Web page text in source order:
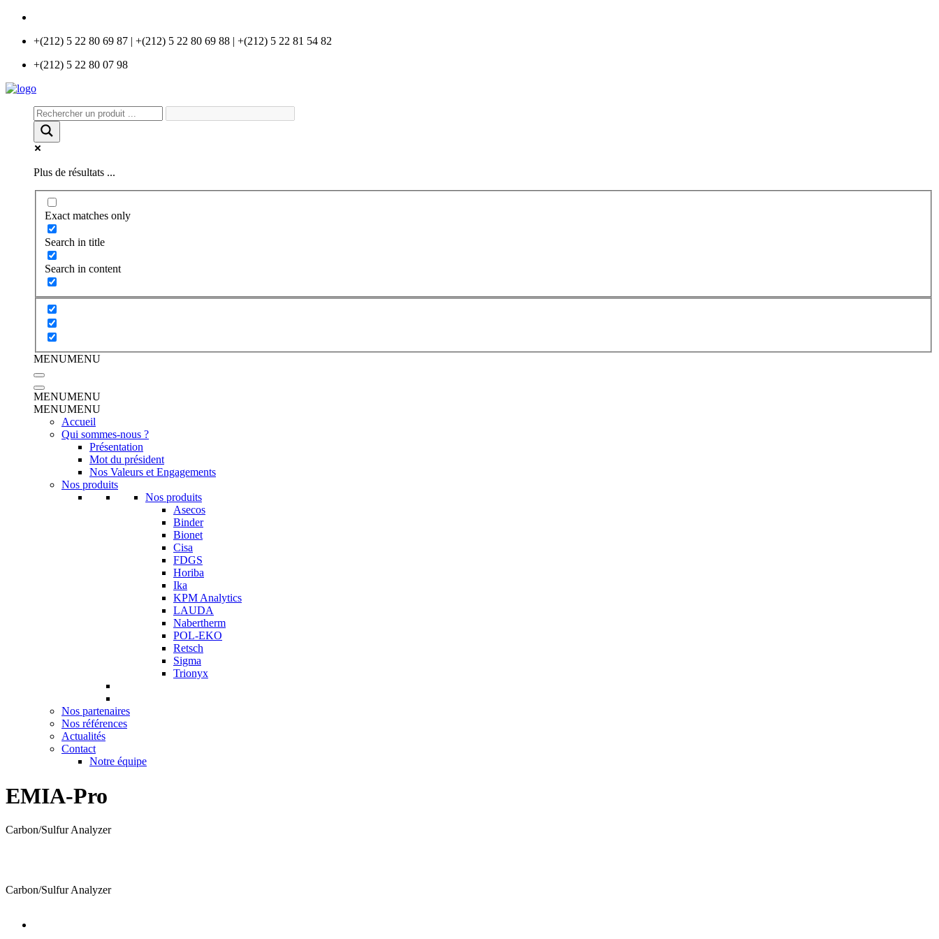
+(212) 5 22 80 69 87 | +(212) 5 22 80 69 88 | +(212) 5 22 81 54 82
+(212) 5 22 80 07 98
Plus de résultats ...
Exact matches only
Search in title
Search in content
MENUMENU
MENUMENU
MENUMENU
Accueil
Qui sommes-nous ?
Présentation
Mot du président
Nos Valeurs et Engagements
Nos produits
Nos produits
Asecos
Binder
Bionet
Cisa
FDGS
Horiba
Ika
KPM Analytics
LAUDA
Nabertherm
POL-EKO
Retsch
Sigma
Trionyx
Nos partenaires
Nos références
Actualités
Contact
Notre équipe
EMIA-Pro
Carbon/Sulfur Analyzer
Carbon/Sulfur Analyzer